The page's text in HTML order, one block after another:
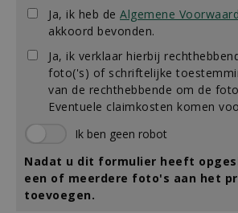
Ja, ik heb de Algemene
akkoord bevonden.
Ja, ik verklaar hierbij
foto('s) of schriftelijke
van de rechthebbende om de
Eventuele claimkosten komen
Nadat u dit formulier heeft
een of meerdere foto's aan het
toevoegen.